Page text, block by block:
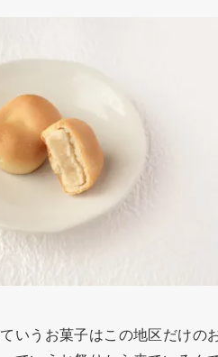
いうお菓子はこの地区だけの